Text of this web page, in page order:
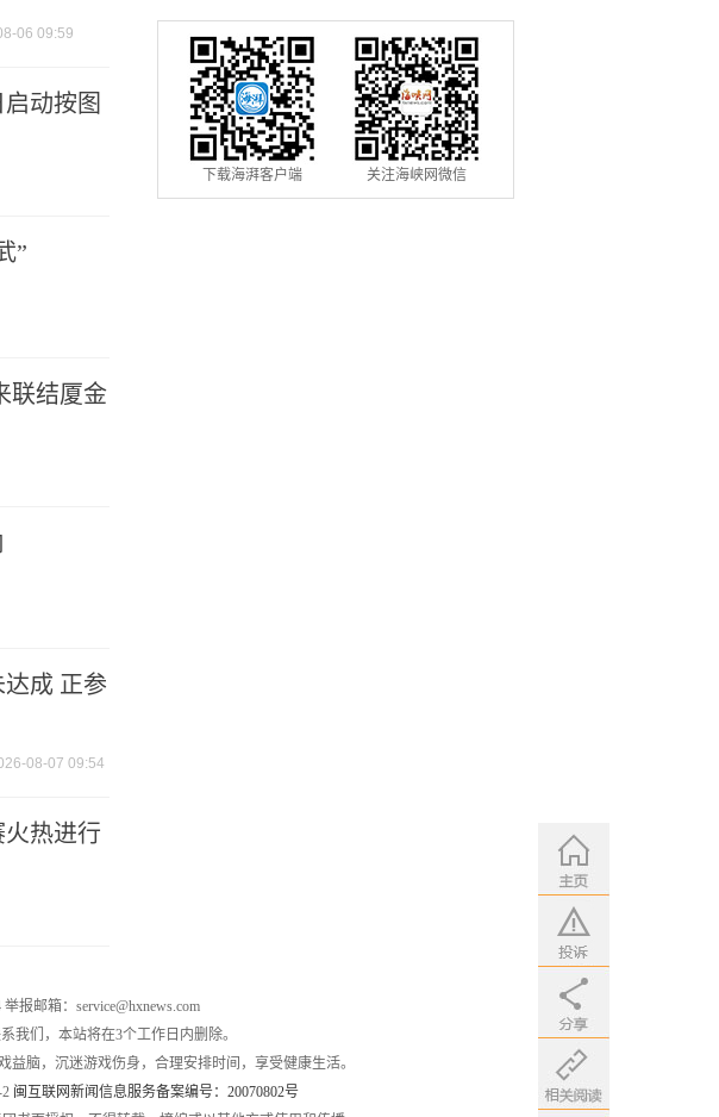
06 09:59
动按图
”
联结厦金
成 正参
08-07 09:54
热进行
引》
下载海湃客户端 关注海峡网微信
报邮箱：service@hxnews.com
我们，本站将在3个工作日内删除。
脑，沉迷游戏伤身，合理安排时间，享受健康生活。
闽互联网新闻信息服务备案编号：20070802号